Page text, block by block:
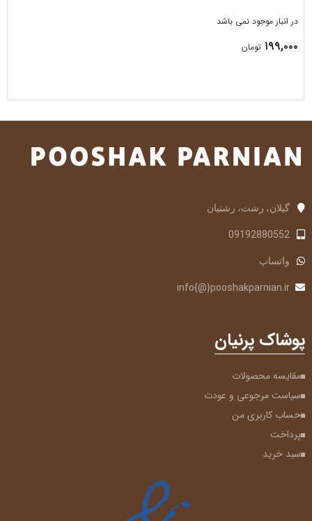
در انبار موجود نمی باشد
۱۹۹,۰۰۰ تومان
گیلان، رشت، رشتیان
09192880552
واتساپ
info{@}pooshakparnian.ir
پوشاک پرنیان
مقایسه محصولات
سیاست مرجوعی و عودت
حساب کاربری من
پرداخت
سبد خرید